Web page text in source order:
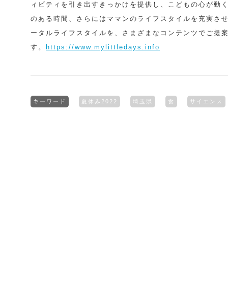
ィビティを引き出すきっかけを提供し、こどもの心が動
のある時間、さらにはママンのライフスタイルを充実さ
ータルライフスタイルを、さまざまなコンテンツでご提
す。
https://www.mylittledays.info
キーワード 夏休み2022 埼玉県 食 サイエンス